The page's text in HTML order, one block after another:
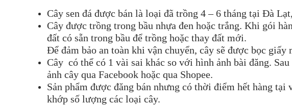
Cây sen đá được bán là loại đã trồng 4 – 6 tháng tại Đà
Cây được trồng trong bầu nhựa đen hoặc trắng. Khi gói
đất có sẵn trong bầu để trồng hoặc thay đất mới.
Để đảm bảo an toàn khi vận chuyển, cây sẽ được bọc
Cây có thể có 1 vài sai khác so với hình ảnh bài đăng.
ảnh cây qua Facebook hoặc qua Shopee.
Sản phẩm được đăng bán nhưng có thời điểm hết hàng tại
khớp số lượng các loại cây.